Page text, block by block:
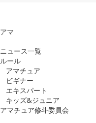
アマ
ニュース一覧
ルール
アマチュア
ビギナー
エキスパート
キッズ&ジュニア
アマチュア修斗委員会